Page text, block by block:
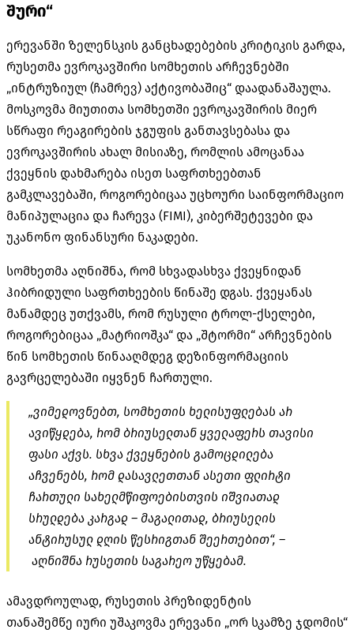
შური“
ერევანში ზელენსკის განცხადებების კრიტიკის გარდა,
რუსეთმა ევროკავშირი სომხეთის არჩევნებში
„ინტრუზიულ (ჩამრევ) აქტივობაშიც“ დაადანაშაულა.
მოსკოვმა მიუთითა სომხეთში ევროკავშირის მიერ
სწრაფი რეაგირების ჯგუფის განთავსებასა და
ევროკავშირის ახალ მისიაზე, რომლის ამოცანაა
ქვეყნის დახმარება ისეთ საფრთხეებთან
გამკლავებაში, როგორებიცაა უცხოური საინფორმაციო
მანიპულაცია და ჩარევა (FIMI), კიბერშეტევები და
უკანონო ფინანსური ნაკადები.
სომხეთმა აღნიშნა, რომ სხვადასხვა ქვეყნიდან
ჰიბრიდული საფრთხეების წინაშე დგას. ქვეყანას
მანამდეც უთქვამს, რომ რუსული ტროლ-ქსელები,
როგორებიცაა „მატრიოშკა“ და „შტორმი“ არჩევნების
წინ სომხეთის წინააღმდეგ დეზინფორმაციის
გავრცელებაში იყვნენ ჩართული.
„ვიმედოვნებთ, სომხეთის ხელისუფლებას არ
ავიწყდება, რომ ბრიუსელთან ყველაფერს თავისი
ფასი აქვს. სხვა ქვეყნების გამოცდილება
აჩვენებს, რომ დასავლეთთან ასეთი ფლირტი
ჩართული სახელმწიფოებისთვის იშვიათად
სრულდება კარგად – მაგალითად, ბრიუსელის
ანტირუსულ დღის წესრიგთან შეერთებით“, –
აღნიშნა რუსეთის საგარეო უწყებამ.
ამავდროულად, რუსეთის პრეზიდენტის
თანაშემწე იური უშაკოვმა ერევანი „ორ სკამზე ჯდომის“